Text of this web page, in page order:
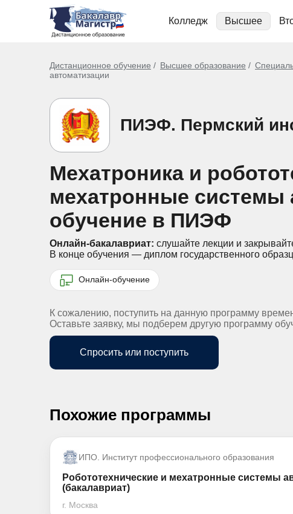
Колледж Высшее
Дистанционное обучение Высшее образование
автоматизации
ПИЭФ. Пермский
Мехатроника и
мехатронные системы
обучение в ПИЭФ
Онлайн-бакалавриат: слушайте лекции и
В конце обучения — диплом государственного
Онлайн-обучение
К сожалению, поступить на данную программу
Оставьте заявку, мы подберем другую программу
Спросить или поступить
Похожие программы
ИПО. Институт профессионального образования
Робототехнические и мехатронные системы
(бакалавриат)
г. Москва